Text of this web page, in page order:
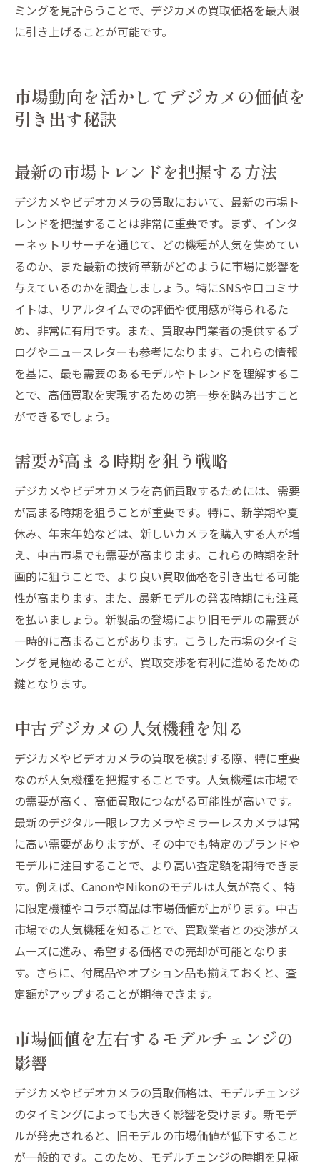
ミングを見計らうことで、デジカメの買取価格を最大限
に引き上げることが可能です。
市場動向を活かしてデジカメの価値を
引き出す秘訣
最新の市場トレンドを把握する方法
デジカメやビデオカメラの買取において、最新の市場ト
レンドを把握することは非常に重要です。まず、インタ
ーネットリサーチを通じて、どの機種が人気を集めてい
るのか、また最新の技術革新がどのように市場に影響を
与えているのかを調査しましょう。特にSNSや口コミサ
イトは、リアルタイムでの評価や使用感が得られるた
め、非常に有用です。また、買取専門業者の提供するブ
ログやニュースレターも参考になります。これらの情報
を基に、最も需要のあるモデルやトレンドを理解するこ
とで、高価買取を実現するための第一歩を踏み出すこと
ができるでしょう。
需要が高まる時期を狙う戦略
デジカメやビデオカメラを高価買取するためには、需要
が高まる時期を狙うことが重要です。特に、新学期や夏
休み、年末年始などは、新しいカメラを購入する人が増
え、中古市場でも需要が高まります。これらの時期を計
画的に狙うことで、より良い買取価格を引き出せる可能
性が高まります。また、最新モデルの発表時期にも注意
を払いましょう。新製品の登場により旧モデルの需要が
一時的に高まることがあります。こうした市場のタイミ
ングを見極めることが、買取交渉を有利に進めるための
鍵となります。
中古デジカメの人気機種を知る
デジカメやビデオカメラの買取を検討する際、特に重要
なのが人気機種を把握することです。人気機種は市場で
の需要が高く、高価買取につながる可能性が高いです。
最新のデジタル一眼レフカメラやミラーレスカメラは常
に高い需要がありますが、その中でも特定のブランドや
モデルに注目することで、より高い査定額を期待できま
す。例えば、CanonやNikonのモデルは人気が高く、特
に限定機種やコラボ商品は市場価値が上がります。中古
市場での人気機種を知ることで、買取業者との交渉がス
ムーズに進み、希望する価格での売却が可能となりま
す。さらに、付属品やオプション品も揃えておくと、査
定額がアップすることが期待できます。
市場価値を左右するモデルチェンジの
影響
デジカメやビデオカメラの買取価格は、モデルチェンジ
のタイミングによっても大きく影響を受けます。新モデ
ルが発売されると、旧モデルの市場価値が低下すること
が一般的です。このため、モデルチェンジの時期を見極